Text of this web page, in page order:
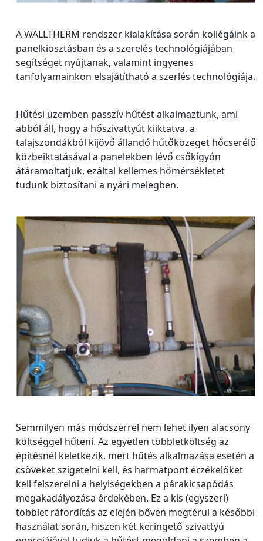
A WALLTHERM rendszer kialakítása során kollégáink a
panelkiosztásban és a szerelés technológiájában
segítséget nyújtanak, valamint ingyenes
tanfolyamainkon elsajátítható a szerlés technológiája.
Hűtési üzemben passzív hűtést alkalmaztunk, ami
abból áll, hogy a hőszivattyút kiiktatva, a
talajszondákból kijövő állandó hűtőközeget hőcserélő
közbeiktatásával a panelekben lévő csőkígyón
átáramoltatjuk, ezáltal kellemes hőmérsékletet
tudunk biztosítani a nyári melegben.
Semmilyen más módszerrel nem lehet ilyen alacsony
költséggel hűteni. Az egyetlen többletköltség az
építésnél keletkezik, mert hűtés alkalmazása esetén a
csöveket szigetelni kell, és harmatpont érzékelőket
kell felszerelni a helyiségekben a párakicsapódás
megakadályozása érdekében. Ez a kis (egyszeri)
többlet ráfordítás az elején bőven megtérül a későbbi
használat során, hiszen két keringető szivattyú